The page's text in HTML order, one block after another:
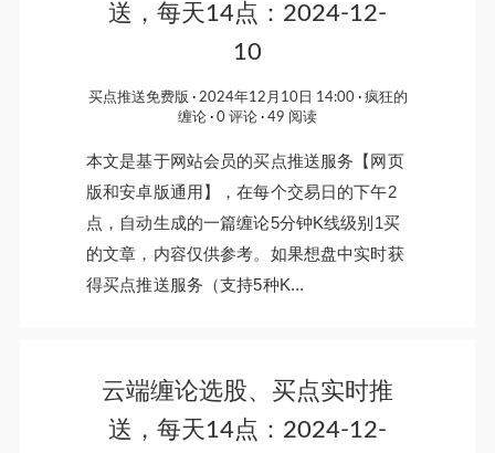
送，每天14点：2024-12-
10
买点推送免费版 2024年12月10日 14:00
疯狂的
缠论
0 评论 49 阅读
本文是基于网站会员的买点推送服务【网页
版和安卓版通用】，在每个交易日的下午2
点，自动生成的一篇缠论5分钟K线级别1买
的文章，内容仅供参考。如果想盘中实时获
得买点推送服务（支持5种K...
云端缠论选股、买点实时推
送，每天14点：2024-12-